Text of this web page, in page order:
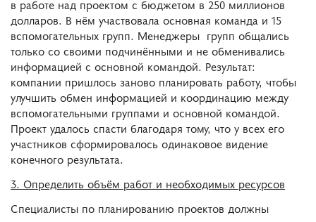
в работе над проектом с бюджетом в 250 миллионов
долларов. В нём участвовала основная команда и 15
вспомогательных групп. Менеджеры групп общались
только со своими подчинёнными и не обменивались
информацией с основной командой. Результат:
компании пришлось заново планировать работу, чтобы
улучшить обмен информацией и координацию между
вспомогательными группами и основной командой.
Проект удалось спасти благодаря тому, что у всех его
участников сформировалось одинаковое видение
конечного результата.
3. Определить объём работ и необходимых ресурсов
Специалисты по планированию проектов должны